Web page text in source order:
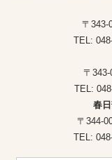
〒
TEL:
〒
TEL:
春
〒344-
TEL: